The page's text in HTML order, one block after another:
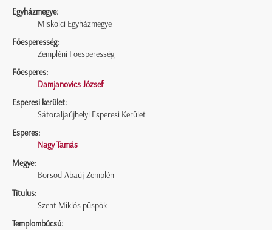
Egyházmegye:
Miskolci Egyházmegye
Főesperesség:
Zempléni Főesperesség
Főesperes:
Damjanovics József
Esperesi kerület:
Sátoraljaújhelyi Esperesi Kerület
Esperes:
Nagy Tamás
Megye:
Borsod-Abaúj-Zemplén
Titulus:
Szent Miklós püspök
Templombúcsú: